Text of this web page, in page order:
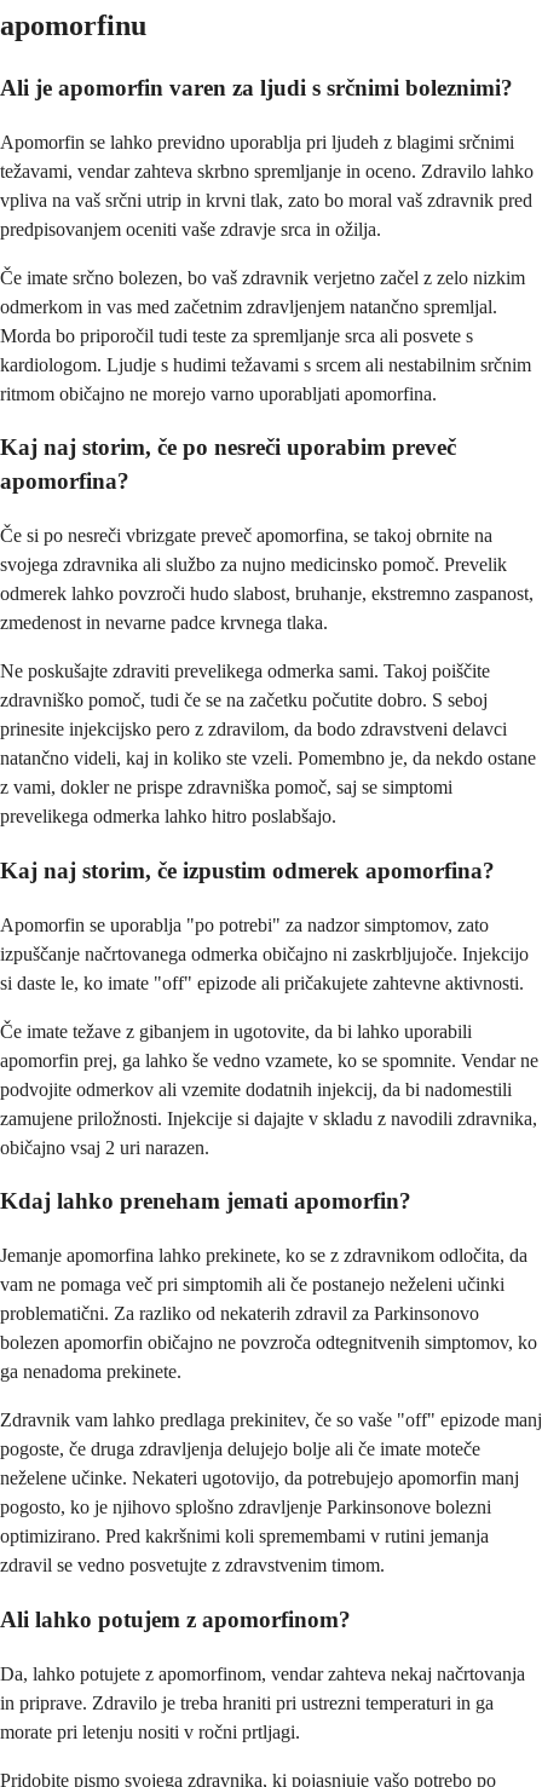
apomorfinu
Ali je apomorfin varen za ljudi s srčnimi boleznimi?
Apomorfin se lahko previdno uporablja pri ljudeh z blagimi srčnimi
težavami, vendar zahteva skrbno spremljanje in oceno. Zdravilo lahko
vpliva na vaš srčni utrip in krvni tlak, zato bo moral vaš zdravnik pred
predpisovanjem oceniti vaše zdravje srca in ožilja.
Če imate srčno bolezen, bo vaš zdravnik verjetno začel z zelo nizkim
odmerkom in vas med začetnim zdravljenjem natančno spremljal.
Morda bo priporočil tudi teste za spremljanje srca ali posvete s
kardiologom. Ljudje s hudimi težavami s srcem ali nestabilnim srčnim
ritmom običajno ne morejo varno uporabljati apomorfina.
Kaj naj storim, če po nesreči uporabim preveč
apomorfina?
Če si po nesreči vbrizgate preveč apomorfina, se takoj obrnite na
svojega zdravnika ali službo za nujno medicinsko pomoč. Prevelik
odmerek lahko povzroči hudo slabost, bruhanje, ekstremno zaspanost,
zmedenost in nevarne padce krvnega tlaka.
Ne poskušajte zdraviti prevelikega odmerka sami. Takoj poiščite
zdravniško pomoč, tudi če se na začetku počutite dobro. S seboj
prinesite injekcijsko pero z zdravilom, da bodo zdravstveni delavci
natančno videli, kaj in koliko ste vzeli. Pomembno je, da nekdo ostane
z vami, dokler ne prispe zdravniška pomoč, saj se simptomi
prevelikega odmerka lahko hitro poslabšajo.
Kaj naj storim, če izpustim odmerek apomorfina?
Apomorfin se uporablja "po potrebi" za nadzor simptomov, zato
izpuščanje načrtovanega odmerka običajno ni zaskrbljujoče. Injekcijo
si daste le, ko imate "off" epizode ali pričakujete zahtevne aktivnosti.
Če imate težave z gibanjem in ugotovite, da bi lahko uporabili
apomorfin prej, ga lahko še vedno vzamete, ko se spomnite. Vendar ne
podvojite odmerkov ali vzemite dodatnih injekcij, da bi nadomestili
zamujene priložnosti. Injekcije si dajajte v skladu z navodili zdravnika,
običajno vsaj 2 uri narazen.
Kdaj lahko preneham jemati apomorfin?
Jemanje apomorfina lahko prekinete, ko se z zdravnikom odločita, da
vam ne pomaga več pri simptomih ali če postanejo neželeni učinki
problematični. Za razliko od nekaterih zdravil za Parkinsonovo
bolezen apomorfin običajno ne povzroča odtegnitvenih simptomov, ko
ga nenadoma prekinete.
Zdravnik vam lahko predlaga prekinitev, če so vaše "off" epizode manj
pogoste, če druga zdravljenja delujejo bolje ali če imate moteče
neželene učinke. Nekateri ugotovijo, da potrebujejo apomorfin manj
pogosto, ko je njihovo splošno zdravljenje Parkinsonove bolezni
optimizirano. Pred kakršnimi koli spremembami v rutini jemanja
zdravil se vedno posvetujte z zdravstvenim timom.
Ali lahko potujem z apomorfinom?
Da, lahko potujete z apomorfinom, vendar zahteva nekaj načrtovanja
in priprave. Zdravilo je treba hraniti pri ustrezni temperaturi in ga
morate pri letenju nositi v ročni prtljagi.
Pridobite pismo svojega zdravnika, ki pojasnjuje vašo potrebo po